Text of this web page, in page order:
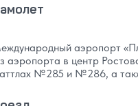
аэропорт
аэропорта в центр
№285 и №286, а